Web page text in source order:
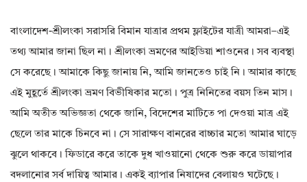
বাংলাদেশ-শ্রীলংকা সরাসরি বিমান যাত্রার প্রথম ফ্লাইটের যাত্রী আমরা–এই
তথ্য আমার জানা ছিল না। শ্রীলংকা ভ্রমণের আইডিয়া শাওনের। সব ব্যবস্থা
সে করেছে। আমাকে কিছু জানায় নি, আমি জানতেও চাই নি। আমার কাছে
এই মুহূর্তে শ্রীলংকা ভ্রমণ বিভীষিকার মতো। পুত্র নিনিতের বয়স তিন মাস।
আমি অতীত অভিজ্ঞতা থেকে জানি, বিদেশের মাটিতে পা দেওয়া মাত্র এই
ছেলে তার মাকে চিনবে না। সে সারাক্ষণ বানরের বাচ্চার মতো আমার ঘাড়ে
ঝুলে থাকবে। ফিডারে করে তাকে দুধ খাওয়ানো থেকে শুরু করে ডায়াপার
বদলানোর সর্ব দায়িত্ব আমার। একই ব্যাপার নিষাদের বেলায়ও ঘটেছে।